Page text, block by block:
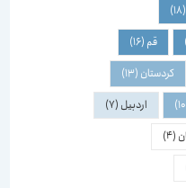
(16)
کردستان(13)
اردبیل(7)